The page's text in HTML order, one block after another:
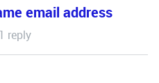
email address
1 reply